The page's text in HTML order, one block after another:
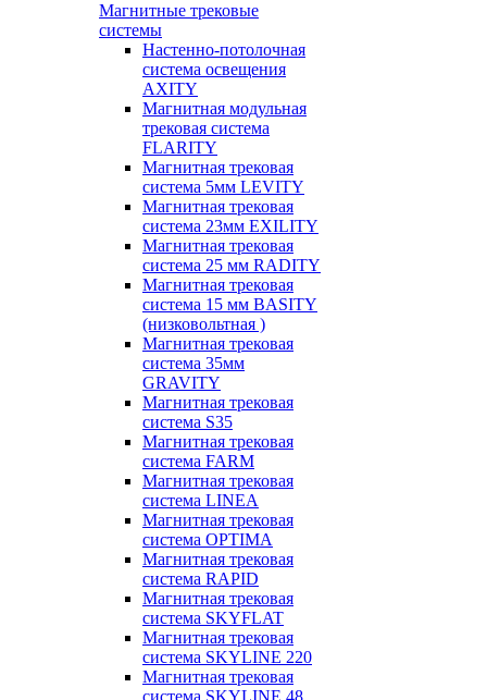
Магнитные трековые
системы
Настенно-потолочная
система освещения
AXITY
Магнитная модульная
трековая система
FLARITY
Магнитная трековая
система 5мм LEVITY
Магнитная трековая
система 23мм EXILITY
Магнитная трековая
система 25 мм RADITY
Магнитная трековая
система 15 мм BASITY
(низковольтная )
Магнитная трековая
система 35мм
GRAVITY
Магнитная трековая
система S35
Магнитная трековая
система FARM
Магнитная трековая
система LINEA
Магнитная трековая
система OPTIMA
Магнитная трековая
система RAPID
Магнитная трековая
система SKYFLAT
Магнитная трековая
система SKYLINE 220
Магнитная трековая
система SKYLINE 48